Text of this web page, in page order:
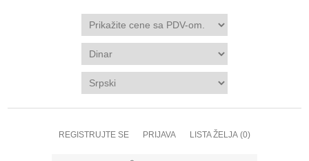
REGISTRUJTE SE PRIJAVA LISTA ŽELJA (0)